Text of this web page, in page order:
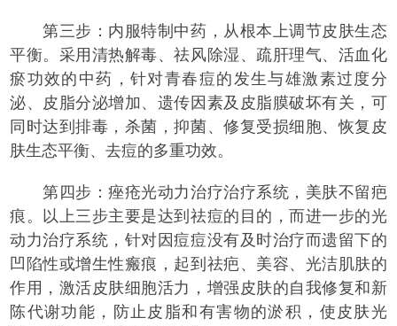
第三步：内服特制中药，从根本上调节皮肤生态
平衡。采用清热解毒、祛风除湿、疏肝理气、活血化
瘀功效的中药，针对青春痘的发生与雄激素过度分
泌、皮脂分泌增加、遗传因素及皮脂膜破坏有关，可
同时达到排毒，杀菌，抑菌、修复受损细胞、恢复皮
肤生态平衡、去痘的多重功效。
第四步：痤疮光动力治疗治疗系统，美肤不留疤
痕。以上三步主要是达到祛痘的目的，而进一步的光
动力治疗系统，针对因痘痘没有及时治疗而遗留下的
凹陷性或增生性瘢痕，起到祛疤、美容、光洁肌肤的
作用，激活皮肤细胞活力，增强皮肤的自我修复和新
陈代谢功能，防止皮脂和有害物的淤积，使皮肤光